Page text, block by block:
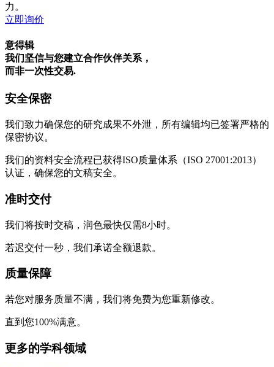
力。
立即询价
意得辑
我们坚信与您建立合作伙伴关系，
而非一次性交易.
安全保密
我们致力确保您的研究成果不外泄，所有编辑均已签署严格的
保密协议。
我们的资料安全流程已获得ISO质量体系（ISO 27001:2013）
认证，确保您的文稿安全。
准时交付
我们将按时交稿，润色最快仅需8小时。
若迟交付一秒，我们承诺全额退款。
质量保障
若您对服务质量不满，我们将免费为您重新修改。
直到您100%满意。
更多的学科领域